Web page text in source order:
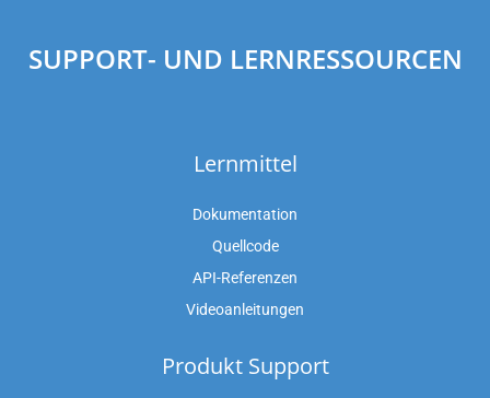
SUPPORT- UND LERNRESSOURCEN
Lernmittel
Dokumentation
Quellcode
API-Referenzen
Videoanleitungen
Produkt Support